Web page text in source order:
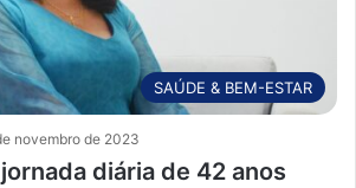
SAÚDE & BEM-ESTAR
novembro de 2023
diária de 42 anos